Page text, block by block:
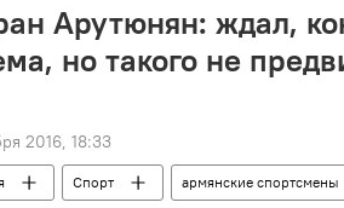
Арутюнян: ждал,
но такого не
2016, 18:33
Спорт армянские спортсмены